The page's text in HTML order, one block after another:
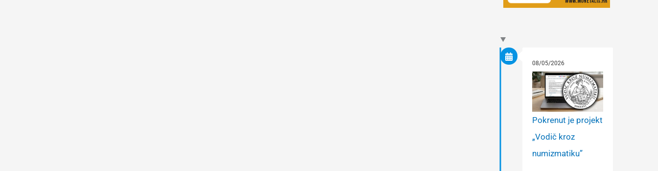
08/05/2026
Pokrenut je projekt
„Vodič kroz
numizmatiku”